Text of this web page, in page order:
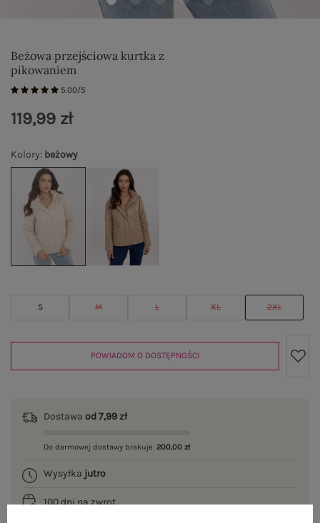
Beżowa przejściowa kurtka z
pikowaniem
5.00/5
Kolory: beżowy
S M L XL 2XL
119,99 zł
POWIADOM O DOSTĘPNOŚCI
Dostawa od 7,99 zł
Do darmowej dostawy brakuje 200,00 zł
Wysyłka jutro
100 dni na zwrot